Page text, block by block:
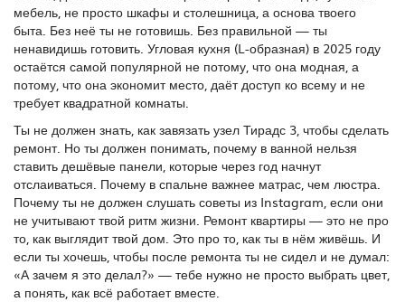
мебель, не просто шкафы и столешница, а основа твоего
быта. Без неё ты не готовишь. Без правильной — ты
ненавидишь готовить. Угловая кухня (L-образная) в 2025 году
остаётся самой популярной не потому, что она модная, а
потому, что она экономит место, даёт доступ ко всему и не
требует квадратной комнаты.
Ты не должен знать, как завязать узел Тирадс 3, чтобы сделать
ремонт. Но ты должен понимать, почему в ванной нельзя
ставить дешёвые панели, которые через год начнут
отслаиваться. Почему в спальне важнее матрас, чем люстра.
Почему ты не должен слушать советы из Instagram, если они
не учитывают твой ритм жизни. Ремонт квартиры — это не про
то, как выглядит твой дом. Это про то, как ты в нём живёшь. И
если ты хочешь, чтобы после ремонта ты не сидел и не думал:
«А зачем я это делал?» — тебе нужно не просто выбрать цвет,
а понять, как всё работает вместе.